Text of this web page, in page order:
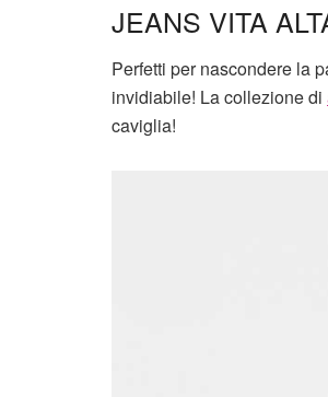
JEANS VITA
Perfetti per nascondere la
invidiabile! La collezione di
caviglia!